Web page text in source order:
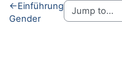
←Einführung
Gender